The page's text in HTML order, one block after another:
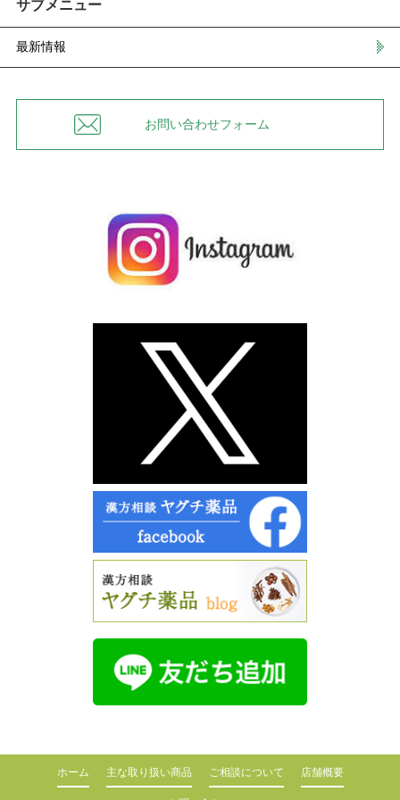
サブメニュー
最新情報
お問い合わせフォーム
ホーム 主な取り扱い商品 ご相談について 店舗概要